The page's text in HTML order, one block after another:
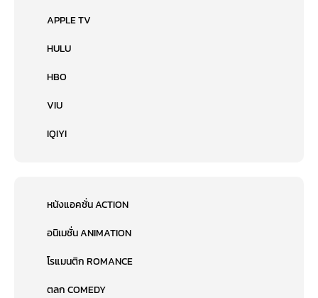
APPLE TV
HULU
HBO
VIU
IQIYI
หนังแอคชั่น ACTION
อนิเมชั่น ANIMATION
โรแมนติก ROMANCE
ตลก COMEDY